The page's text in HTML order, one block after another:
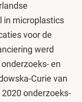
in microplastics
voor de
werd
en
Curie van
onderzoeks-